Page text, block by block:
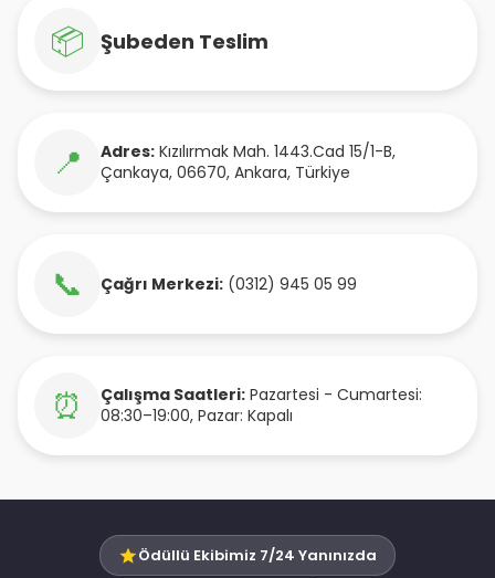
📦 Şubeden Teslim
📍 Adres: Kızılırmak Mah. 1443.Cad 15/1-B,
Çankaya, 06670, Ankara, Türkiye
📞 Çağrı Merkezi: (0312) 945 05 99
⏰ Çalışma Saatleri: Pazartesi - Cumartesi:
08:30–19:00, Pazar: Kapalı
Ödüllü Ekibimiz 7/24 Yanınızda